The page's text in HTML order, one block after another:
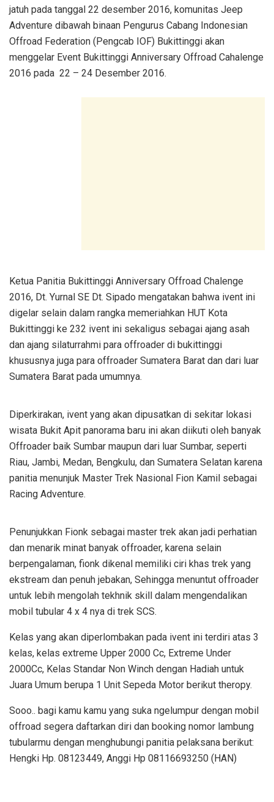
jatuh pada tanggal 22 desember 2016, komunitas Jeep
Adventure dibawah binaan Pengurus Cabang Indonesian
Offroad Federation (Pengcab IOF) Bukittinggi akan
menggelar Event Bukittinggi Anniversary Offroad Cahalenge
2016 pada 22 – 24 Desember 2016.
Ketua Panitia Bukittinggi Anniversary Offroad Chalenge
2016, Dt. Yurnal SE Dt. Sipado mengatakan bahwa ivent ini
digelar selain dalam rangka memeriahkan HUT Kota
Bukittinggi ke 232 ivent ini sekaligus sebagai ajang asah
dan ajang silaturrahmi para offroader di bukittinggi
khususnya juga para offroader Sumatera Barat dan dari luar
Sumatera Barat pada umumnya.
Diperkirakan, ivent yang akan dipusatkan di sekitar lokasi
wisata Bukit Apit panorama baru ini akan diikuti oleh banyak
Offroader baik Sumbar maupun dari luar Sumbar, seperti
Riau, Jambi, Medan, Bengkulu, dan Sumatera Selatan karena
panitia menunjuk Master Trek Nasional Fion Kamil sebagai
Racing Adventure.
Penunjukkan Fionk sebagai master trek akan jadi perhatian
dan menarik minat banyak offroader, karena selain
berpengalaman, fionk dikenal memiliki ciri khas trek yang
ekstream dan penuh jebakan, Sehingga menuntut offroader
untuk lebih mengolah tekhnik skill dalam mengendalikan
mobil tubular 4 x 4 nya di trek SCS.
Kelas yang akan diperlombakan pada ivent ini terdiri atas 3
kelas, kelas extreme Upper 2000 Cc, Extreme Under
2000Cc, Kelas Standar Non Winch dengan Hadiah untuk
Juara Umum berupa 1 Unit Sepeda Motor berikut theropy.
Sooo.. bagi kamu kamu yang suka ngelumpur dengan mobil
offroad segera daftarkan diri dan booking nomor lambung
tubularmu dengan menghubungi panitia pelaksana berikut:
Hengki Hp. 08123449, Anggi Hp 08116693250 (HAN)